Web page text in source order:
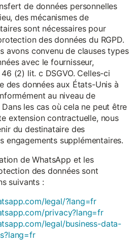
de données personnelles
des mécanismes de
sont nécessaires pour
des données du RGPD.
avons convenu de clauses types
avec le fournisseur,
(2) lit. c DSGVO. Celles-ci
des données aux États-Unis à
au niveau de
les cas où cela ne peut être
extension contractuelle, nous
du destinataire des
engagements supplémentaires.
de WhatsApp et les
des données sont
suivants :
legal/?lang=fr
privacy?lang=fr
legal/business-data-